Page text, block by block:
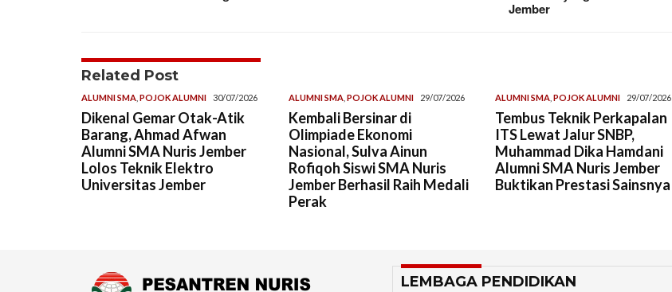
Jember
Related Post
ALUMNI SMA POJOK ALUMNI 30/07/2026
Dikenal Gemar Otak-Atik
Barang, Ahmad Afwan
Alumni SMA Nuris Jember
Lolos Teknik Elektro
Universitas Jember
ALUMNI SMA, POJOK ALUMNI 29/07/2026
Kembali Bersinar di
Olimpiade Ekonomi
Nasional, Sulva Ainun
Rofiqoh Siswi SMA Nuris
Jember Berhasil Raih Medali
Perak
ALUMNI SMA ,POJOK ALUMNI 29/07/2026
Tembus Teknik Perkapalan
ITS Lewat Jalur SNBP,
Muhammad Dika Hamdani
Alumni SMA Nuris Jember
Buktikan Prestasi Sainsnya
LEMBAGA PENDIDIKAN